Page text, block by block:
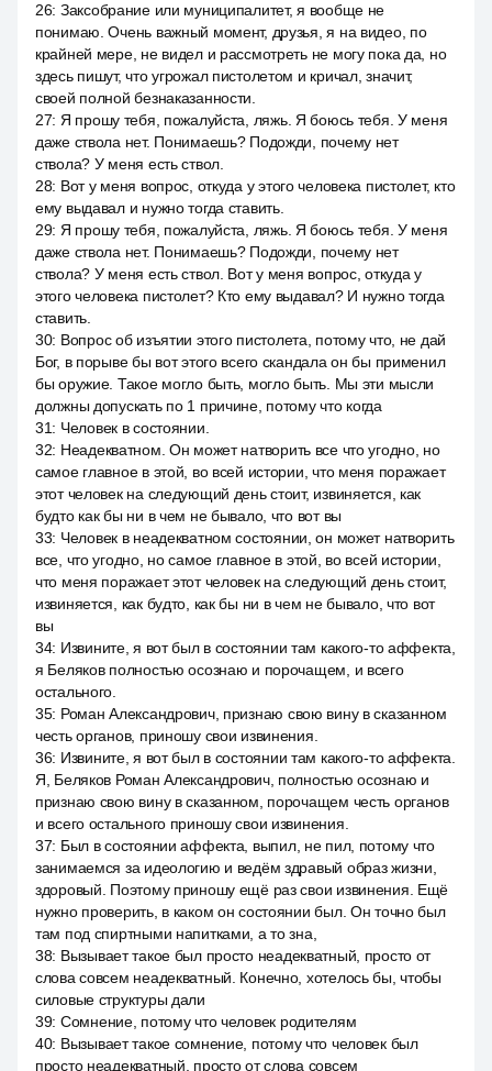
26: Заксобрание или муниципалитет, я вообще не
понимаю. Очень важный момент, друзья, я на видео, по
крайней мере, не видел и рассмотреть не могу пока да, но
здесь пишут, что угрожал пистолетом и кричал, значит,
своей полной безнаказанности.
27: Я прошу тебя, пожалуйста, ляжь. Я боюсь тебя. У меня
даже ствола нет. Понимаешь? Подожди, почему нет
ствола? У меня есть ствол.
28: Вот у меня вопрос, откуда у этого человека пистолет, кто
ему выдавал и нужно тогда ставить.
29: Я прошу тебя, пожалуйста, ляжь. Я боюсь тебя. У меня
даже ствола нет. Понимаешь? Подожди, почему нет
ствола? У меня есть ствол. Вот у меня вопрос, откуда у
этого человека пистолет? Кто ему выдавал? И нужно тогда
ставить.
30: Вопрос об изъятии этого пистолета, потому что, не дай
Бог, в порыве бы вот этого всего скандала он бы применил
бы оружие. Такое могло быть, могло быть. Мы эти мысли
должны допускать по 1 причине, потому что когда
31: Человек в состоянии.
32: Неадекватном. Он может натворить все что угодно, но
самое главное в этой, во всей истории, что меня поражает
этот человек на следующий день стоит, извиняется, как
будто как бы ни в чем не бывало, что вот вы
33: Человек в неадекватном состоянии, он может натворить
все, что угодно, но самое главное в этой, во всей истории,
что меня поражает этот человек на следующий день стоит,
извиняется, как будто, как бы ни в чем не бывало, что вот
вы
34: Извините, я вот был в состоянии там какого-то аффекта,
я Беляков полностью осознаю и порочащем, и всего
остального.
35: Роман Александрович, признаю свою вину в сказанном
честь органов, приношу свои извинения.
36: Извините, я вот был в состоянии там какого-то аффекта.
Я, Беляков Роман Александрович, полностью осознаю и
признаю свою вину в сказанном, порочащем честь органов
и всего остального приношу свои извинения.
37: Был в состоянии аффекта, выпил, не пил, потому что
занимаемся за идеологию и ведём здравый образ жизни,
здоровый. Поэтому приношу ещё раз свои извинения. Ещё
нужно проверить, в каком он состоянии был. Он точно был
там под спиртными напитками, а то зна,
38: Вызывает такое был просто неадекватный, просто от
слова совсем неадекватный. Конечно, хотелось бы, чтобы
силовые структуры дали
39: Сомнение, потому что человек родителям
40: Вызывает такое сомнение, потому что человек был
просто неадекватный, просто от слова совсем